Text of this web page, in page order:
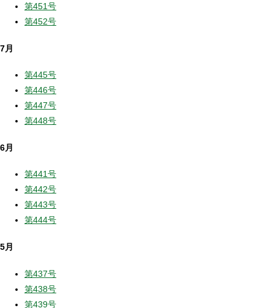
第451号
第452号
7月
第445号
第446号
第447号
第448号
6月
第441号
第442号
第443号
第444号
5月
第437号
第438号
第439号